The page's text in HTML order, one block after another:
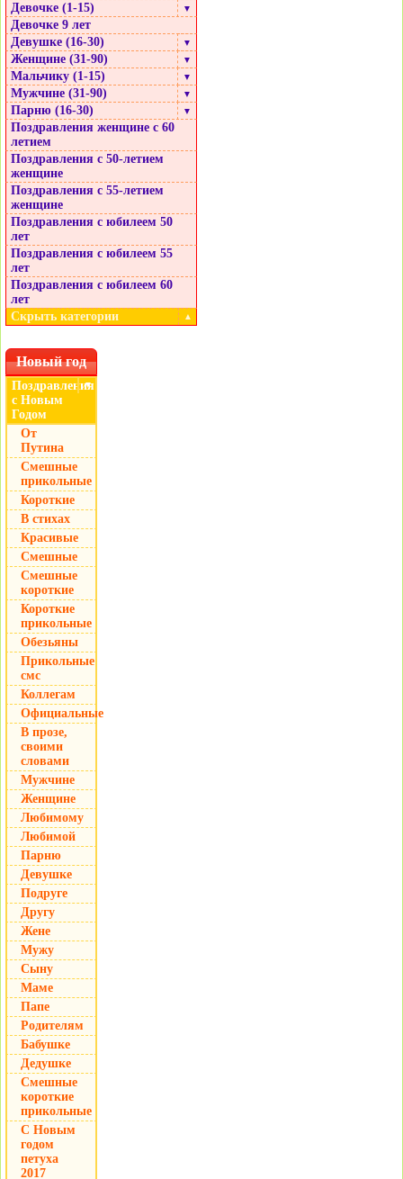
Девочке (1-15)
▼
Девочке 9 лет
Девушке (16-30)
▼
Женщине (31-90) ▼
Мальчику (1-15) ▼
Мужчине (31-90) ▼
Парню (16-30) ▼
Поздравления женщине с 60
летием
Поздравления с 50-летием
женщине
Поздравления с 55-летием
женщине
Поздравления с юбилеем 50
лет
Поздравления с юбилеем 55
лет
Поздравления с юбилеем 60
лет
Скрыть категории
▲
Новый год
Поздравления
с Новым
Годом
▼
От
Путина
Смешные
прикольные
Короткие
В стихах
Красивые
Смешные
Смешные
короткие
Короткие
прикольные
Обезьяны
Прикольные
смс
Коллегам
Официальные
В прозе,
своими
словами
Мужчине
Женщине
Любимому
Любимой
Парню
Девушке
Подруге
Другу
Жене
Мужу
Сыну
Маме
Папе
Родителям
Бабушке
Дедушке
Смешные
короткие
прикольные
С Новым
годом
петуха
2017